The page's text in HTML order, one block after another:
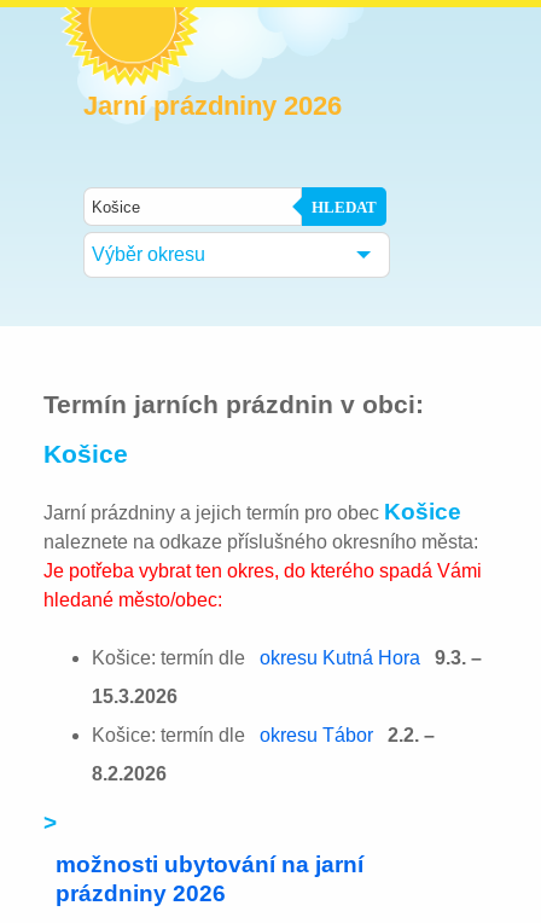
Jarní prázdniny 2026
HLEDAT
Výběr okresu
Termín jarních prázdnin v obci:
Košice
Jarní prázdniny a jejich termín pro obec Košice
naleznete na odkaze příslušného okresního města:
Je potřeba vybrat ten okres, do kterého spadá Vámi
hledané město/obec:
Košice: termín dle okresu Kutná Hora
9.3. –
15.3.2026
Košice: termín dle
okresu Tábor
2.2. –
8.2.2026
>
možnosti ubytování na jarní
prázdniny 2026